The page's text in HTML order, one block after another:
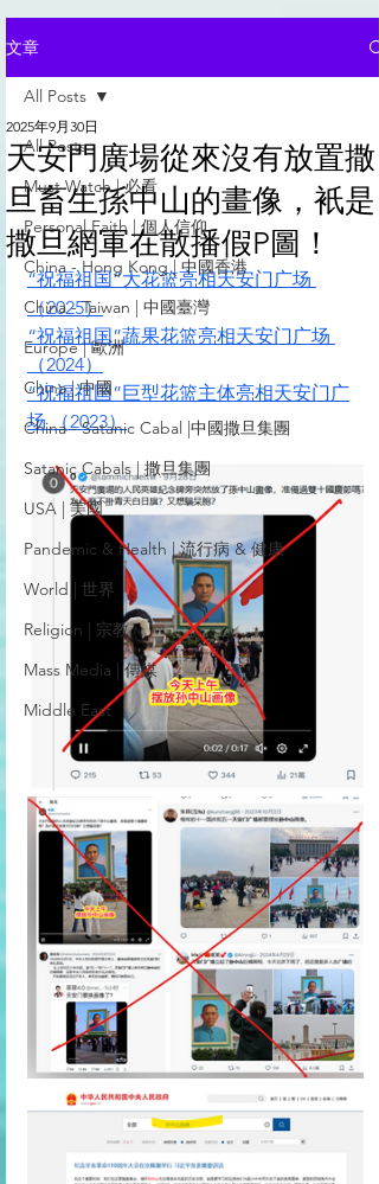
文章
All Posts
Must Watch | 必看
Personal Faith | 個人信仰
China - Hong Kong | 中國香港
China - Taiwan | 中國臺灣
Europe | 歐洲
China | 中國
China - Satanic Cabal |中國撒旦集團
Satanic Cabals | 撒旦集團
USA | 美國
Pandemic & Health | 流行病 & 健康
World | 世界
Religion | 宗教
Mass Media | 傳媒
Middle East
All Posts
天安門廣場從來沒有放置撒
旦畜生孫中山的畫像，衹是
撒旦網軍在散播假P圖！
2025年9月30日
“祝福祖国”大花篮亮相天安门广场
（2025）
“祝福祖国”蔬果花篮亮相天安门广场
（2024）
“祝福祖国”巨型花篮主体亮相天安门广
场 （2023）